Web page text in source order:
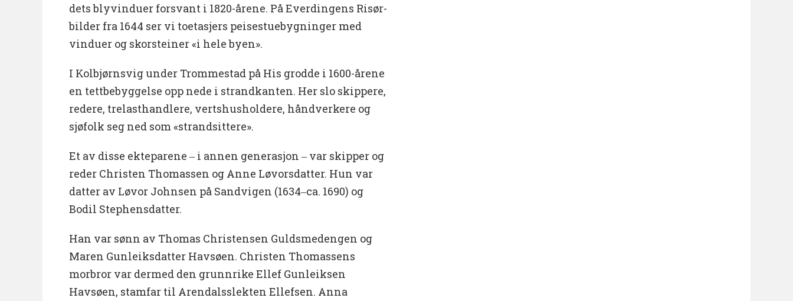
dets blyvinduer forsvant i 1820-årene. På Everdingens Risør-
bilder fra 1644 ser vi toetasjers peisestuebygninger med
vinduer og skorsteiner «i hele byen».
I Kolbjørnsvig under Trommestad på His grodde i 1600-årene
en tettbebyggelse opp nede i strandkanten. Her slo skippere,
redere, trelasthandlere, vertshusholdere, håndverkere og
sjøfolk seg ned som «strandsittere».
Et av disse ekteparene ‒ i annen generasjon ‒ var skipper og
reder Christen Thomassen og Anne Løvorsdatter. Hun var
datter av Løvor Johnsen på Sandvigen (1634‒ca. 1690) og
Bodil Stephensdatter.
Han var sønn av Thomas Christensen Guldsmedengen og
Maren Gunleiksdatter Havsøen. Christen Thomassens
morbror var dermed den grunnrike Ellef Gunleiksen
Havsøen, stamfar til Arendalsslekten Ellefsen. Anna